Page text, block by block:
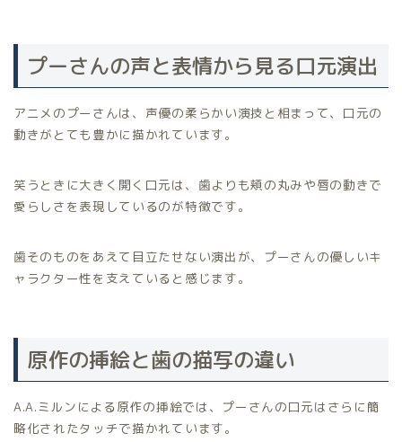
プーさんの声と表情から見る口元演出
アニメのプーさんは、声優の柔らかい演技と相まって、口元の
動きがとても豊かに描かれています。
笑うときに大きく開く口元は、歯よりも頬の丸みや唇の動きで
愛らしさを表現しているのが特徴です。
歯そのものをあえて目立たせない演出が、プーさんの優しいキ
ャラクター性を支えていると感じます。
原作の挿絵と歯の描写の違い
A.A.ミルンによる原作の挿絵では、プーさんの口元はさらに簡
略化されたタッチで描かれています。